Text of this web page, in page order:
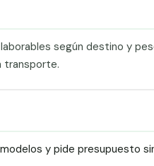
según destino y
transporte.
y pide presupuesto